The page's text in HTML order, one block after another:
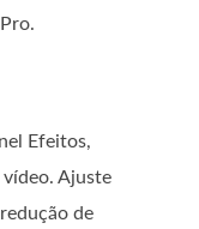
Efeitos,
Ajuste
de